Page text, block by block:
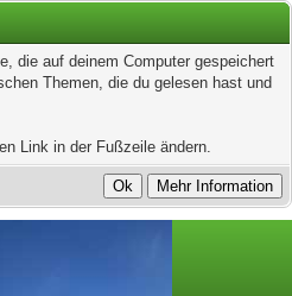
die auf deinem Computer gespeichert
Themen, die du gelesen hast und
Link in der Fußzeile ändern.